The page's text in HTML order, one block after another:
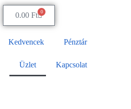
0.00 Ft 0
Kedvencek Pénztár
Üzlet Kapcsolat